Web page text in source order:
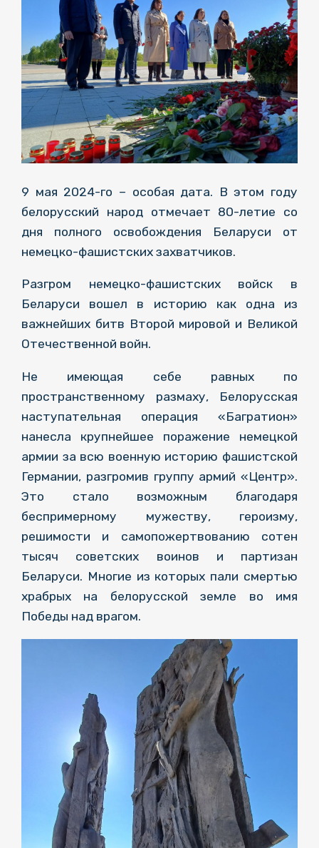
9 мая 2024-го – особая дата. В этом году
белорусский народ отмечает 80-летие со
дня полного освобождения Беларуси от
немецко-фашистских захватчиков.
Разгром немецко-фашистских войск в
Беларуси вошел в историю как одна из
важнейших битв Второй мировой и Великой
Отечественной войн.
Не имеющая себе равных по
пространственному размаху, Белорусская
наступательная операция «Багратион»
нанесла крупнейшее поражение немецкой
армии за всю военную историю фашистской
Германии, разгромив группу армий «Центр».
Это стало возможным благодаря
беспримерному мужеству, героизму,
решимости и самопожертвованию сотен
тысяч советских воинов и партизан
Беларуси. Многие из которых пали смертью
храбрых на белорусской земле во имя
Победы над врагом.